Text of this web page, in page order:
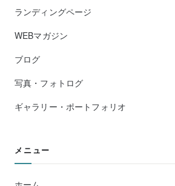
ランディングページ
WEBマガジン
ブログ
写真・フォトログ
ギャラリー・ポートフォリオ
メニュー